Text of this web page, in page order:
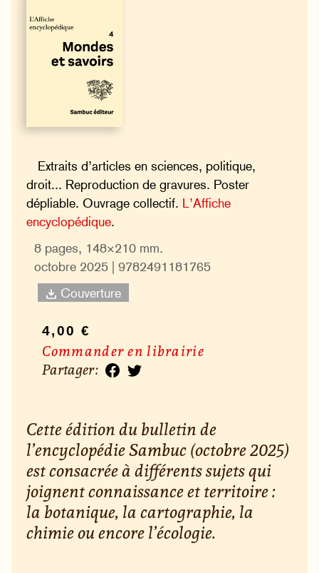
Extraits d’articles en sciences, politique,
droit... Reproduction de gravures. Poster
dépliable. Ouvrage collectif. L’Affiche
encyclopédique.
8 pages, 148×210 mm.
octobre 2025 | 9782491181765
Couverture
4,00 €
Commander en librairie
Partager :
Cette édition du bulletin de
l’encyclopédie Sambuc (octobre 2025)
est consacrée à différents sujets qui
joignent connaissance et territoire :
la botanique, la cartographie, la
chimie ou encore l’écologie.